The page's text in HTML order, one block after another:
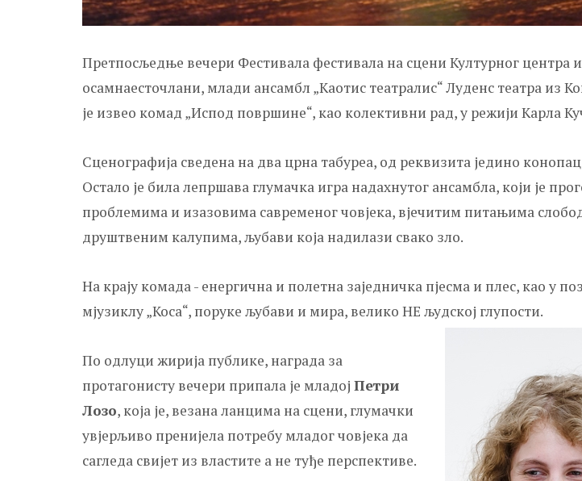
Претпосљедње вечери Фестивала фестивала на сцени Културног центра
осамнаесточлани, млади ансамбл „Каотис театралис“ Луденс театра из
је извео комад „Испод површине“, као колективни рад, у режији Карла
Сценографија сведена на два црна табуреа, од реквизита једино
Остало је била лепршава глумачка игра надахнутог ансамбла, који је
проблемима и изазовима савременог човјека, вјечитим питањима
друштвеним калупима, љубави која надилази свако зло.
На крају комада - енергична и полетна заједничка пјесма и плес, као у
мјузиклу „Коса“, поруке љубави и мира, велико НЕ људској глупости.
По одлуци жирија публике, награда за
протагонисту вечери припала је младој Петри
Лозо, која је, везана ланцима на сцени, глумачки
увјерљиво пренијела потребу младог човјека да
сагледа свијет из властите а не туђе перспективе.